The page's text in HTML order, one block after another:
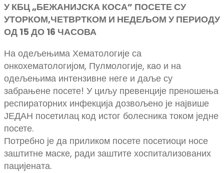
У КБЦ „БЕЖАНИЈСКА КОСА” ПОСЕТЕ СУ
УТОРКОМ,ЧЕТВРТКОМ И НЕДЕЉОМ У ПЕРИОДУ
ОД 15 ДО 16 ЧАСОВА
На одељењима Хематологије са
онкохематологијом, Пулмологије, као и на
одељењима интензивне неге и даље су
забрањене посете! У циљу превенције преношења
респираторних инфекција дозвољено је највише
ЈЕДАН посетилац код истог болесника током једне
посете.
Потребно је да приликом посете посетиоци носе
заштитне маске, ради заштите хоспитализованих
пацијената.